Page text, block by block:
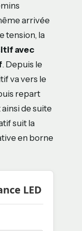
arrivée
tension, la
avec
. Depuis le
va vers le
repart
de suite
suit la
en borne
LED